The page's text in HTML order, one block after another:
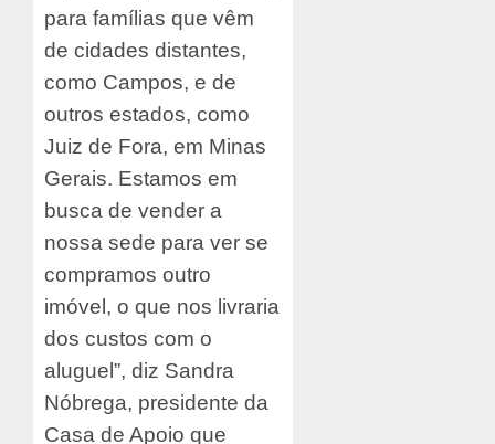
para famílias que vêm
de cidades distantes,
como Campos, e de
outros estados, como
Juiz de Fora, em Minas
Gerais. Estamos em
busca de vender a
nossa sede para ver se
compramos outro
imóvel, o que nos livraria
dos custos com o
aluguel”, diz Sandra
Nóbrega, presidente da
Casa de Apoio que